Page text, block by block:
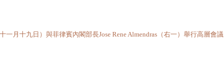
月十九日）與菲律賓內閣部長Jose Rene Almendras（右一）舉行高層會